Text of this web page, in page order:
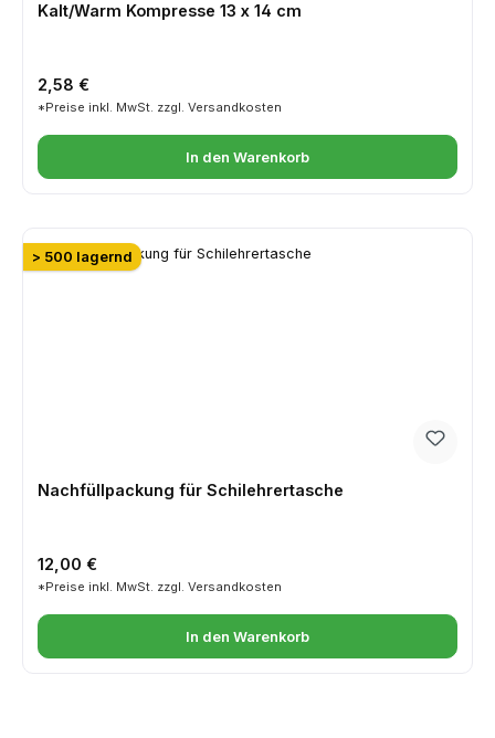
Kalt/Warm Kompresse 13 x 14 cm
Regulärer Preis:
2,58 €
*Preise inkl. MwSt. zzgl. Versandkosten
In den Warenkorb
> 500 lagernd
Nachfüllpackung für Schilehrertasche
Regulärer Preis:
12,00 €
*Preise inkl. MwSt. zzgl. Versandkosten
In den Warenkorb